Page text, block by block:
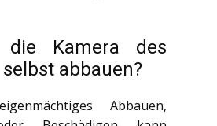
Kamera des
abbauen?
Abbauen,